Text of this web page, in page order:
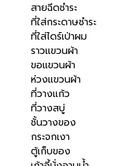
สายฉีดชำระ
ที่ใส่กระดาษชำระ
ที่ใส่ไดร์เป่าผม
ราวแขวนผ้า
ขอแขวนผ้า
ห่วงแขวนผ้า
ที่วางแก้ว
ที่วางสบู่
ชั้นวางของ
กระจกเงา
ตู้เก็บของ